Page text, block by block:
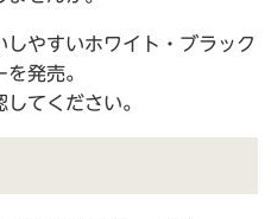
やすいホワイト・ブラック
発売。
してください。